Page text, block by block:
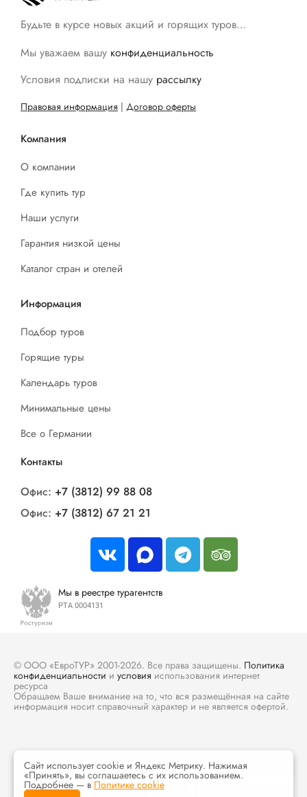
Будьте в курсе новых акций и горящих туров…
Мы уважаем вашу конфиденциальность
Условия подписки на нашу рассылку
Правовая информация | Договор оферты
Компания
О компании
Где купить тур
Наши услуги
Гарантия низкой цены
Каталог стран и отелей
Информация
Подбор туров
Горящие туры
Календарь туров
Минимальные цены
Все о Германии
Контакты
Офис: +7 (3812) 99 88 08
Офис: +7 (3812) 67 21 21
Мы в реестре турагентств
РТА 0004131
© ООО «ЕвроТУР» 2001-2026. Все права защищены. Политика
конфиденциальности и условия использования интернет
ресурса
Обращаем Ваше внимание на то, что вся размещённая на сайте
информация носит справочный характер и не является офертой.
Сайт использует cookie и Яндекс Метрику. Нажимая
«Принять», вы соглашаетесь с их использованием.
Подробнее — в Политике cookie